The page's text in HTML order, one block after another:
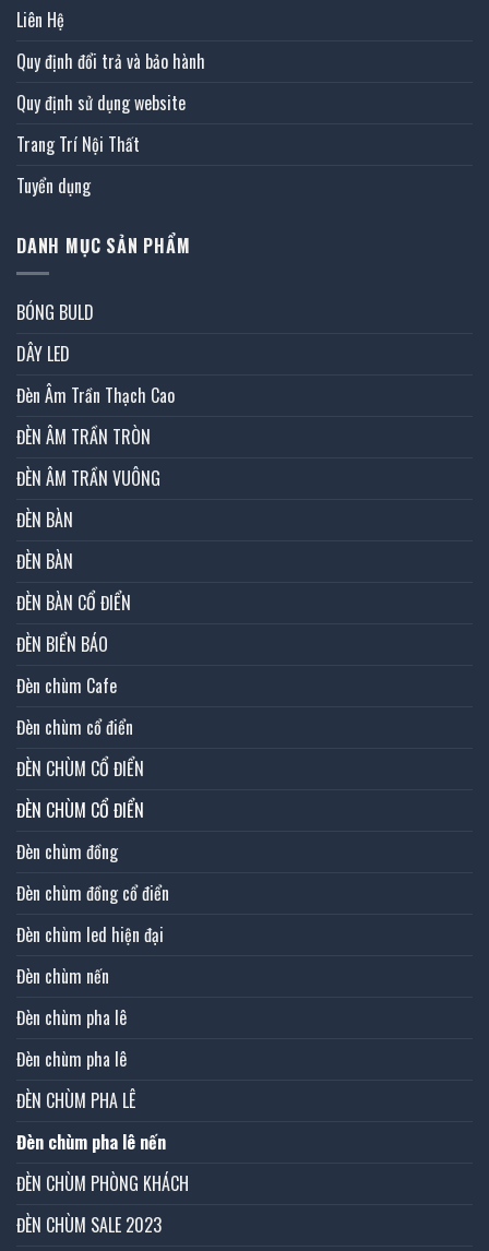
Liên Hệ
Quy định đổi trả và bảo hành
Quy định sử dụng website
Trang Trí Nội Thất
Tuyển dụng
DANH MỤC SẢN PHẨM
BÓNG BULD
DÂY LED
Đèn Âm Trần Thạch Cao
ĐÈN ÂM TRẦN TRÒN
ĐÈN ÂM TRẦN VUÔNG
ĐÈN BÀN
ĐÈN BÀN
ĐÈN BÀN CỔ ĐIỂN
ĐÈN BIỂN BÁO
Đèn chùm Cafe
Đèn chùm cổ điển
ĐÈN CHÙM CỔ ĐIỂN
ĐÈN CHÙM CỔ ĐIỂN
Đèn chùm đồng
Đèn chùm đồng cổ điển
Đèn chùm led hiện đại
Đèn chùm nến
Đèn chùm pha lê
Đèn chùm pha lê
ĐÈN CHÙM PHA LÊ
Đèn chùm pha lê nến
ĐÈN CHÙM PHÒNG KHÁCH
ĐÈN CHÙM SALE 2023